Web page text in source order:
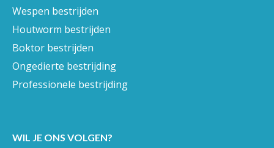
Wespen bestrijden
Houtworm bestrijden
Boktor bestrijden
Ongedierte bestrijding
Professionele bestrijding
WIL JE ONS VOLGEN?